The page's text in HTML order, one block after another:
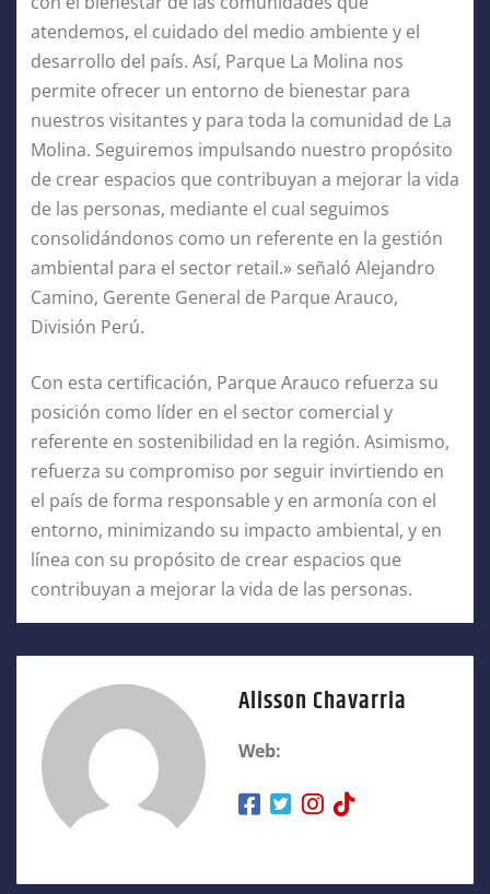
atendemos, el cuidado del medio ambiente y el
desarrollo del país. Así, Parque La Molina nos
permite ofrecer un entorno de bienestar para
nuestros visitantes y para toda la comunidad de La
Molina. Seguiremos impulsando nuestro propósito
de crear espacios que contribuyan a mejorar la vida
de las personas, mediante el cual seguimos
consolidándonos como un referente en la gestión
ambiental para el sector retail.» señaló Alejandro
Camino, Gerente General de Parque Arauco,
División Perú.
Con esta certificación, Parque Arauco refuerza su
posición como líder en el sector comercial y
referente en sostenibilidad en la región. Asimismo,
refuerza su compromiso por seguir invirtiendo en
el país de forma responsable y en armonía con el
entorno, minimizando su impacto ambiental, y en
línea con su propósito de crear espacios que
contribuyan a mejorar la vida de las personas.
Alisson Chavarria
Web: